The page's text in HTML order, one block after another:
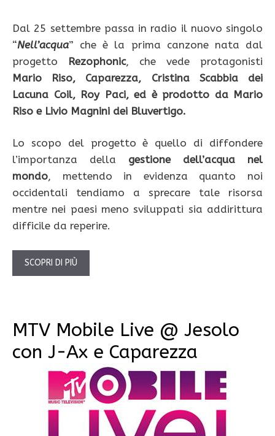
Dal 25 settembre passa in radio il nuovo singolo
“Nell’acqua” che è la prima canzone nata dal
progetto Rezophonic, che vede protagonisti
Mario Riso, Caparezza, Cristina Scabbia dei
Lacuna Coil, Roy Paci, ed è prodotto da Mario
Riso e Livio Magnini dei Bluvertigo.
Lo scopo del progetto è quello di diffondere
l’importanza della gestione dell’acqua nel
mondo, mettendo in evidenza quanto noi
occidentali tendiamo a sprecare tale risorsa
mentre nei paesi meno sviluppati sia addirittura
difficile da reperire.
SCOPRI DI PIÙ
MTV Mobile Live @ Jesolo
con J-Ax e Caparezza